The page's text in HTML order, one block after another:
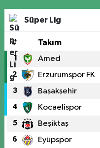
Süper Lig
# Takım
1 Amed
2 Erzurumspor FK
3 Başakşehir
4 Kocaelispor
5 Beşiktaş
6 Eyüpspor